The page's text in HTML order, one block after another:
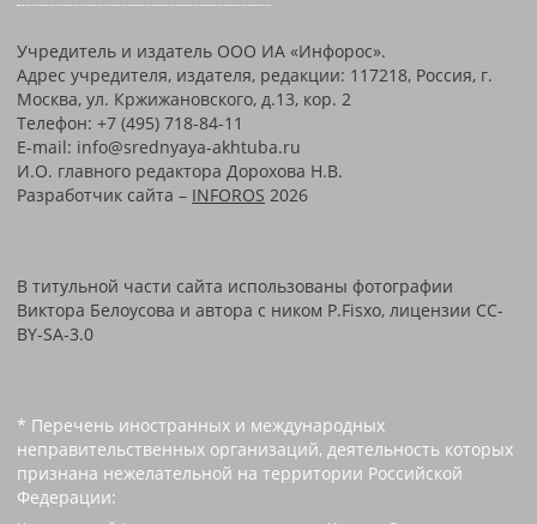
Учредитель и издатель ООО ИА «Инфорос».
Адрес учредителя, издателя, редакции: 117218, Россия, г.
Москва, ул. Кржижановского, д.13, кор. 2
Телефон: +7 (495) 718-84-11
E-mail: info@srednyaya-akhtuba.ru
И.О. главного редактора Дорохова Н.В.
Разработчик сайта – INFOROS 2026
В титульной части сайта использованы фотографии
Виктора Белоусова и автора с ником P.Fisxo, лицензии CC-
BY-SA-3.0
* Перечень иностранных и международных
неправительственных организаций, деятельность которых
признана нежелательной на территории Российской
Федерации: